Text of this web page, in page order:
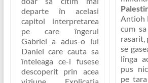
departe în acelasi
capitol interpretarea
pe care îngerul
Gabriel a adus-o lui
Daniel care cauta sa
înteleaga ce-i fusese
descoperit prin acea
Antioh
cum
rasarit,
se
lînga
pus
pe